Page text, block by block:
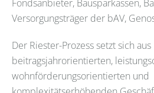
Fondsanbieter, Bausparkassen,
Versorgungsträger der bAV,
Der Riester-Prozess setzt sich aus
beitragsjahrorientierten,
wohnförderungsorientierten und